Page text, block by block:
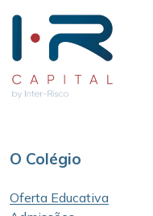
O Colégio
Oferta Educativa